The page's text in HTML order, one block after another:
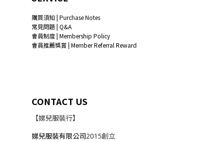
購買須知 | Purchase Notes
常見問題 | Q&A
會員制度 | Membership Policy
會員推薦獎賞 | Member Referral Reward
CONTACT US
【娣兒服裝行】
娣兒服裝有限公司2015創立